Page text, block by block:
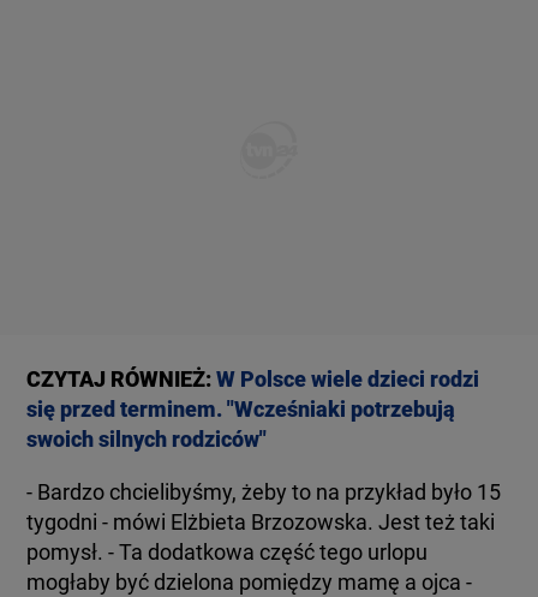
CZYTAJ RÓWNIEŻ:W Polsce wiele dzieci rodzi
się przed terminem. "Wcześniaki potrzebują
swoich silnych rodziców"
- Bardzo chcielibyśmy, żeby to na przykład było 15
tygodni - mówi Elżbieta Brzozowska. Jest też taki
pomysł. - Ta dodatkowa część tego urlopu
mogłaby być dzielona pomiędzy mamę a ojca -